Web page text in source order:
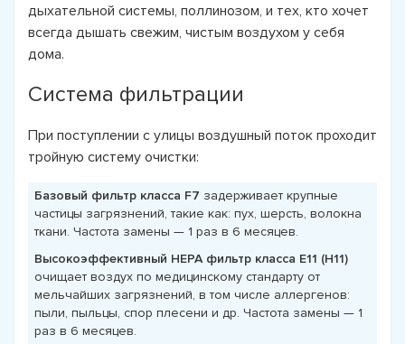
дыхательной системы, поллинозом, и тех, кто хочет
всегда дышать свежим, чистым воздухом у себя
дома.
Система фильтрации
При поступлении с улицы воздушный поток проходит
тройную систему очистки:
Базовый фильтр класса F7 задерживает крупные
частицы загрязнений, такие как: пух, шерсть, волокна
ткани. Частота замены — 1 раз в 6 месяцев.
Высокоэффективный HEPA фильтр класса E11 (Н11)
очищает воздух по медицинскому стандарту от
мельчайших загрязнений, в том числе аллергенов:
пыли, пыльцы, спор плесени и др. Частота замены — 1
раз в 6 месяцев.